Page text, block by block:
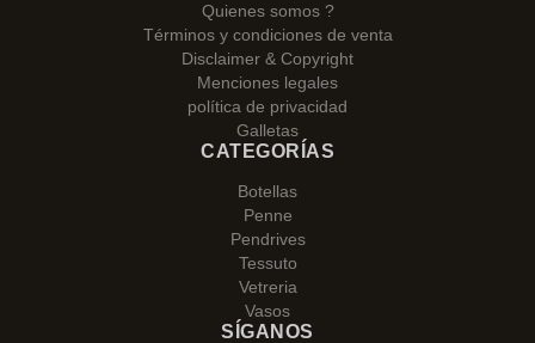
Quienes somos ?
Términos y condiciones de venta
Disclaimer & Copyright
Menciones legales
política de privacidad
Galletas
CATEGORÍAS
Botellas
Penne
Pendrives
Tessuto
Vetreria
Vasos
SÍGANOS